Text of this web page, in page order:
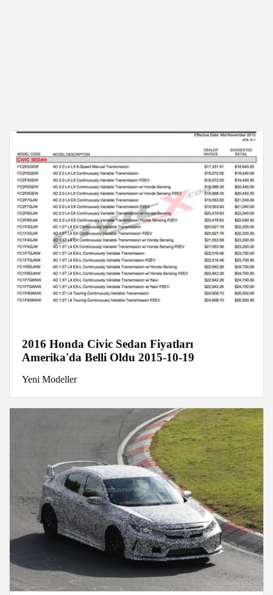
2016 Honda Civic Sedan Fiyatları
Amerika'da Belli Oldu 2015-10-19
Yeni Modeller